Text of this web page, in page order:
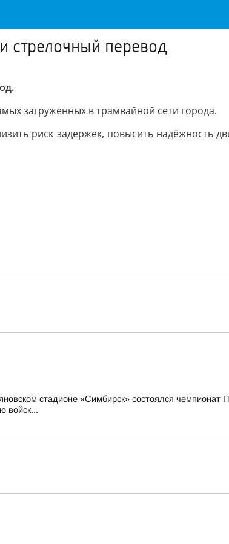
стрелочный перевод
загруженных в трамвайной сети города.
риск задержек, повысить надёжность
стадионе «Симбирск» состоялся чемпионат
войск...